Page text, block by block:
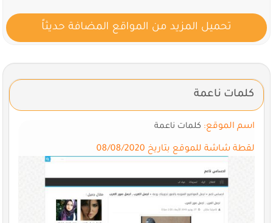
تحميل المزيد من المواقع المضافة حديثاً
كلمات ناعمة
اسم الموقع:كلمات ناعمة
لقطة شاشة للموقع بتاريخ 08/08/2020